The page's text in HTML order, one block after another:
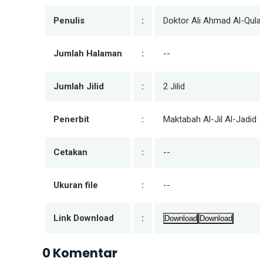
Penulis : Doktor Ali Ahmad Al-
Jumlah Halaman : --
Jumlah Jilid : 2 Jilid
Penerbit : Maktabah Al-Jil Al-Jadid
Cetakan : --
Ukuran file : --
Link Download : Download Download
0 Komentar